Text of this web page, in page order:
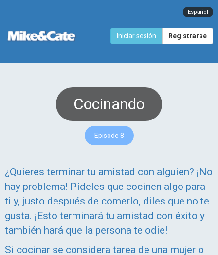
Español
Iniciar sesión Registrarse
Cocinando
Episode 8
¿Quieres terminar tu amistad con alguien? ¡No
hay problema! Pídeles que cocinen algo para
ti y, justo después de comerlo, diles que no te
gusta. ¡Esto terminará tu amistad con éxito y
también hará que la persona te odie!
Si cocinar se considera tarea de una mujer o